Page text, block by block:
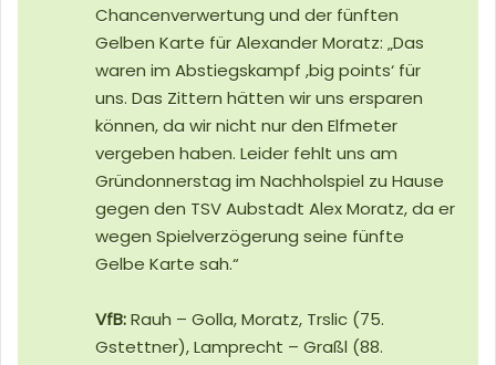
Chancenverwertung und der fünften
Gelben Karte für Alexander Moratz: „Das
waren im Abstiegskampf ,big points‘ für
uns. Das Zittern hätten wir uns ersparen
können, da wir nicht nur den Elfmeter
vergeben haben. Leider fehlt uns am
Gründonnerstag im Nachholspiel zu Hause
gegen den TSV Aubstadt Alex Moratz, da er
wegen Spielverzögerung seine fünfte
Gelbe Karte sah.“
VfB:Rauh – Golla, Moratz, Trslic (75.
Gstettner), Lamprecht – Graßl (88.